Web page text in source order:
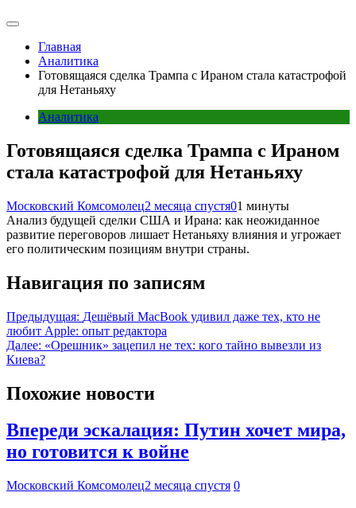
Главная
Аналитика
Готовящаяся сделка Трампа с Ираном стала катастрофой
для Нетаньяху
Аналитика
Готовящаяся сделка Трампа с Ираном
стала катастрофой для Нетаньяху
Московский Комсомолец2 месяца спустя01 минуты
Анализ будущей сделки США и Ирана: как неожиданное
развитие переговоров лишает Нетаньяху влияния и угрожает
его политическим позициям внутри страны.
Навигация по записям
Предыдущая: Дешёвый MacBook удивил даже тех, кто не
любит Apple: опыт редактора
Далее: «Орешник» зацепил не тех: кого тайно вывезли из
Киева?
Похожие новости
Впереди эскалация: Путин хочет мира,
но готовится к войне
Московский Комсомолец2 месяца спустя 0